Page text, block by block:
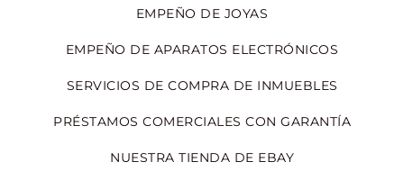
EMPEÑO DE JOYAS
EMPEÑO DE APARATOS ELECTRÓNICOS
SERVICIOS DE COMPRA DE INMUEBLES
PRÉSTAMOS COMERCIALES CON GARANTÍA
NUESTRA TIENDA DE EBAY